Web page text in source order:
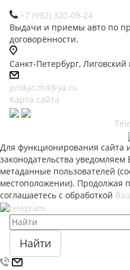
+7 (992) 320-09-24
Выдачи и приемы авто по
договорённости.
Санкт-Петербург,
prokat.m4@ya.ru
Карта сайта
Для функционирования сайта
законодательства
метаданные пользователей
местоположении). Продолжая
соглашаетесь с обработкой
Найти